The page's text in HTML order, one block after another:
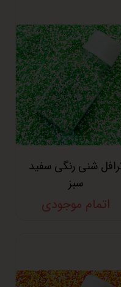
شنی رنگی سفید
سبز
اتمام موجودی